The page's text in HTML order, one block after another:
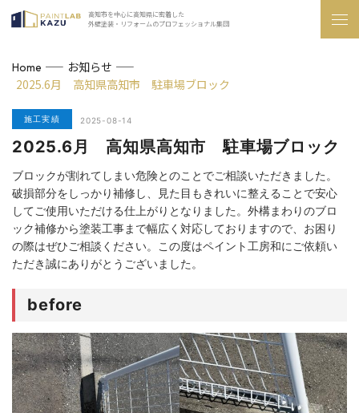
高知市を中心に高知県に密着した
外壁塗装・リフォームのプロフェッショナル集団
Home
お知らせ
2025.6月 高知県高知市 駐車場ブロック
施工実績 2025-08-14
2025.6月 高知県高知市 駐車場ブロック
ブロックが割れてしまい危険とのことでご相談いただきました。
破損部分をしっかり補修し、見た目もきれいに整えることで安心
してご使用いただける仕上がりとなりました。外構まわりのブロ
ック補修から塗装工事まで幅広く対応しておりますので、お困り
の際はぜひご相談ください。この度はペイント工房和にご依頼い
ただき誠にありがとうございました。
before